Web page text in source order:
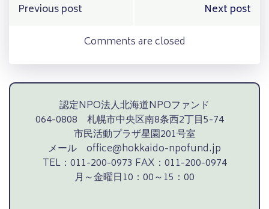
Post
navigation
Previous post
navigation
Next post
Comments are closed
認定NPO法人北海道NPOファンド
064-0808 札幌市中央区南8条西2丁目5-74
市民活動プラザ星園201号室
メール office@hokkaido-npofund.jp
TEL：011-200-0973 FAX：011-200-0974
月～金曜日10：00～15：00